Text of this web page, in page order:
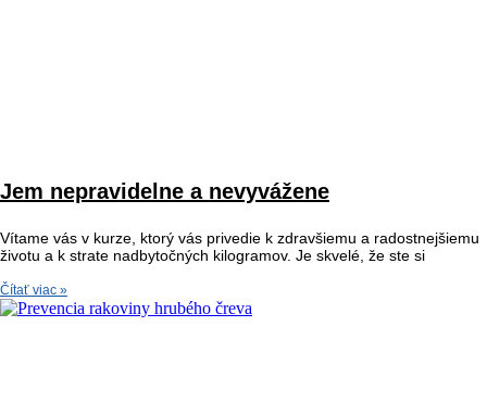
Jem nepravidelne a nevyvážene
Vítame vás v kurze, ktorý vás privedie k zdravšiemu a radostnejšiemu
životu a k strate nadbytočných kilogramov. Je skvelé, že ste si
Čítať viac »